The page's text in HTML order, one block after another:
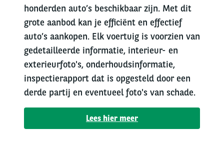
honderden auto’s beschikbaar zijn. Met dit
grote aanbod kan je efficiënt en effectief
auto’s aankopen. Elk voertuig is voorzien van
gedetailleerde informatie, interieur- en
exterieurfoto's, onderhoudsinformatie,
inspectierapport dat is opgesteld door een
derde partij en eventueel foto's van schade.
Lees hier meer